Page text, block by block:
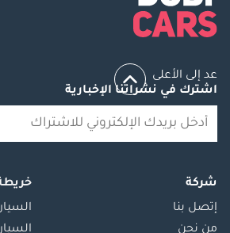
عد إلى الأعلى
اشترك في نشراتنا الإخبارية
شركة
إتصل بنا
من نحن